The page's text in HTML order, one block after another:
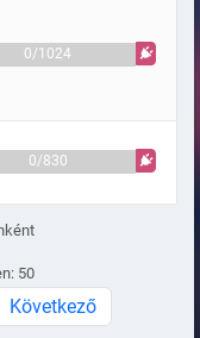
0/1024
0/830
50
Következő